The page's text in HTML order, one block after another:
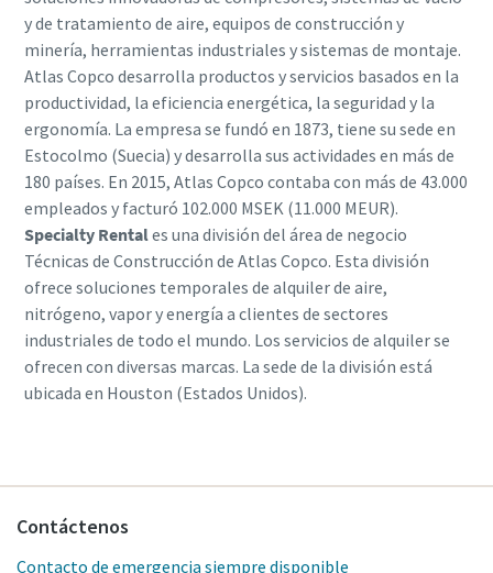
y de tratamiento de aire, equipos de construcción y
minería, herramientas industriales y sistemas de montaje.
Atlas Copco desarrolla productos y servicios basados en la
productividad, la eficiencia energética, la seguridad y la
ergonomía. La empresa se fundó en 1873, tiene su sede en
Estocolmo (Suecia) y desarrolla sus actividades en más de
180 países. En 2015, Atlas Copco contaba con más de 43.000
empleados y facturó 102.000 MSEK (11.000 MEUR).
Specialty Rentales una división del área de negocio
Técnicas de Construcción de Atlas Copco. Esta división
ofrece soluciones temporales de alquiler de aire,
nitrógeno, vapor y energía a clientes de sectores
industriales de todo el mundo. Los servicios de alquiler se
ofrecen con diversas marcas. La sede de la división está
ubicada en Houston (Estados Unidos).
Contáctenos
Contacto de emergencia siempre disponible